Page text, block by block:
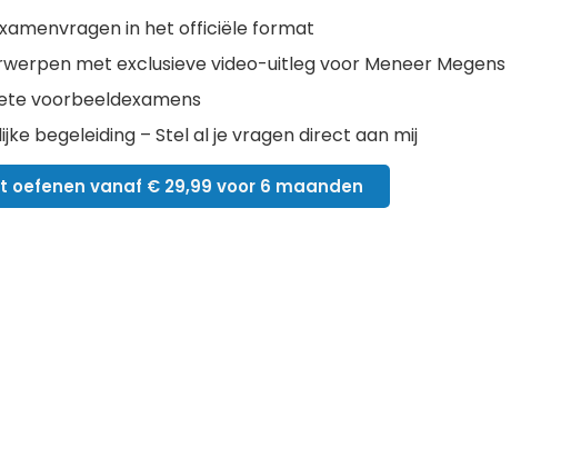
in het officiële format
met exclusieve video-uitleg voor Meneer Megens
voorbeeldexamens
begeleiding – Stel al je vragen direct aan mij
oefenen vanaf € 29,99 voor 6 maanden